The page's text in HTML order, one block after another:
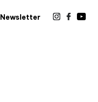
Newsletter